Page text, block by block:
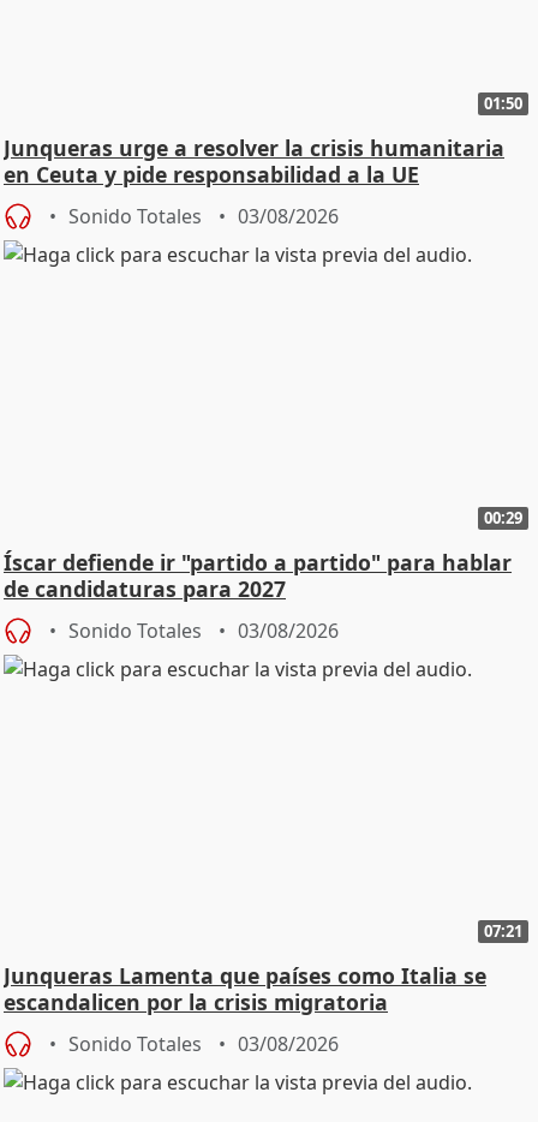
01:50
Junqueras urge a resolver la crisis humanitaria
en Ceuta y pide responsabilidad a la UE
Sonido Totales 03/08/2026
00:29
Íscar defiende ir "partido a partido" para hablar
de candidaturas para 2027
Sonido Totales 03/08/2026
07:21
Junqueras Lamenta que países como Italia se
escandalicen por la crisis migratoria
Sonido Totales 03/08/2026